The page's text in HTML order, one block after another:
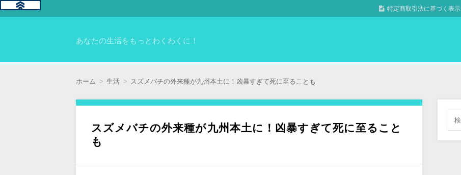
特定商取引法に基づく表示
あなたの生活をもっとわくわくに！
ホーム 生活 スズメバチの外来種が九州本土に！凶暴すぎて死に至ることも
スズメバチの外来種が九州本土に！凶暴すぎて死に至ること
も